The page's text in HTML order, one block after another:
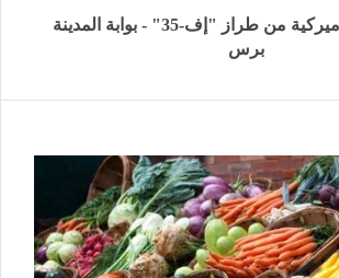
تحطم مقاتلة أميركية من طراز "إف-35" - بوابة المدينة
برس